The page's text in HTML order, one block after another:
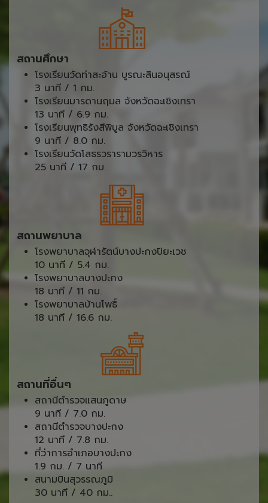
สถานศึกษา
โรงเรียนวัดท่าสะอ้าน บูรณะสินอนุสรณ์
3 นาที / 1 กม.
โรงเรียนมารดานฤมล จังหวัดฉะเชิงเทรา
13 นาที / 6.9 กม.
โรงเรียนพุทธิรังสีพิบูล จังหวัดฉะเชิงเทรา
9 นาที / 8.0 กม.
โรงเรียนวัดโสธรวรารามวรวิหาร
25 นาที / 17 กม.
สถานพยาบาล
โรงพยาบาลจุฬารัตน์บางปะกงปิยะเวช
10 นาที / 5.4 กม.
โรงพยาบาลบางปะกง
18 นาที / 11 กม.
โรงพยาบาลบ้านโพธิ์
18 นาที / 16.6 กม.
สถานที่อื่นๆ
สถานีตำรวจแสนภูดาษ
9 นาที / 7.0 กม.
สถานีตำรวจบางปะกง
12 นาที / 7.8 กม.
ที่ว่าการอำเภอบางปะกง
1.9 กม. / 7 นาที
สนามบินสุวรรณภูมิ
30 นาที / 40 กม..